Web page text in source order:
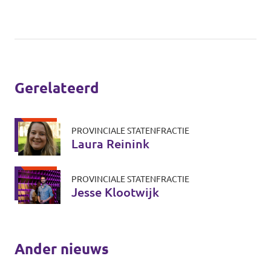
Gerelateerd
PROVINCIALE STATENFRACTIE
Laura Reinink
PROVINCIALE STATENFRACTIE
Jesse Klootwijk
Ander nieuws